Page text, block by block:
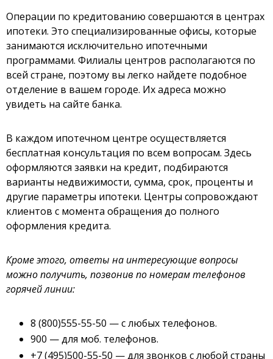
Операции по кредитованию совершаются в центрах
ипотеки. Это специализированные офисы, которые
занимаются исключительно ипотечными
программами. Филиалы центров располагаются по
всей стране, поэтому вы легко найдете подобное
отделение в вашем городе. Их адреса можно
увидеть на сайте банка.
В каждом ипотечном центре осуществляется
бесплатная консультация по всем вопросам. Здесь
оформляются заявки на кредит, подбираются
варианты недвижимости, сумма, срок, проценты и
другие параметры ипотеки. Центры сопровождают
клиентов с момента обращения до полного
оформления кредита.
Кроме этого, ответы на интересующие вопросы
можно получить, позвонив по номерам телефонов
горячей линии:
8 (800)555-55-50 — с любых телефонов.
900 — для моб. телефонов.
+7 (495)500-55-50 — для звонков с любой страны